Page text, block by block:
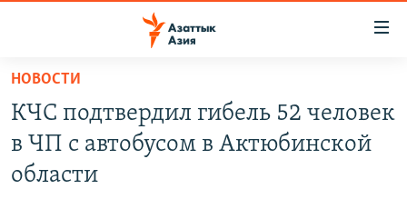
Вернуться
основному
содержанию
ВернутсяКЫРГЫЗСТАН
ВОЙНА В УКРАИНЕ
НОВОСТИ
КЧС подтвердил гибель 52 человек
в ЧП с автобусом в Актюбинской
области